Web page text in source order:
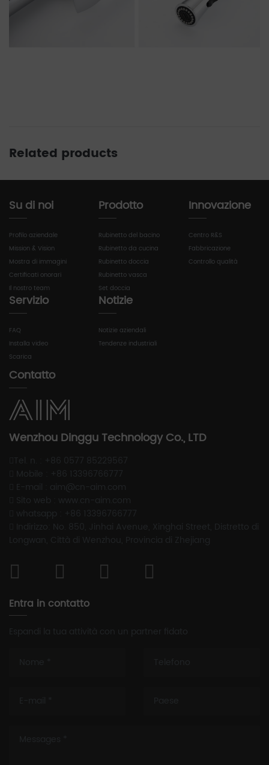
Related products
Su di noi
Profilo aziendale
Mission & Vision
Mostra di immagini
Certificati onorari
Il nostro team
Prodotto
Rubinetto del bacino
Rubinetto da cucina
Rubinetto doccia
Rubinetto vasca
Set doccia
Innovazione
Centro R&S
Fabbricazione
Controllo qualità
Servizio
FAQ
Installa video
Scarica
Notizie
Notizie aziendali
Tendenze industriali
Contatto
Wenzhou Dinggu Technology Co., LTD
Entra in contatto